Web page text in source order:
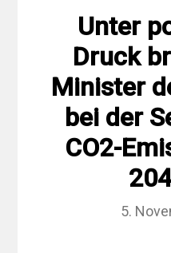
Unter
Druck
Minister
bei der
CO2-
5.